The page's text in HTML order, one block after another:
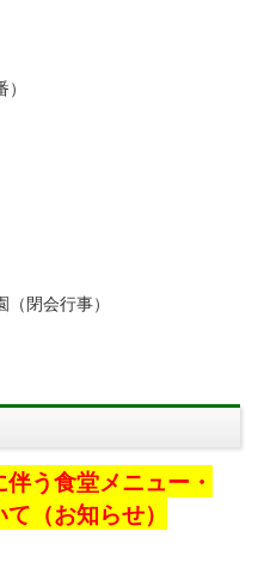
（閉会行事）
伴う食堂メニュー・
（お知らせ）